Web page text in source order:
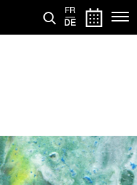
FR
DE